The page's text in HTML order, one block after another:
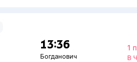
13:36
Богданович
1
В